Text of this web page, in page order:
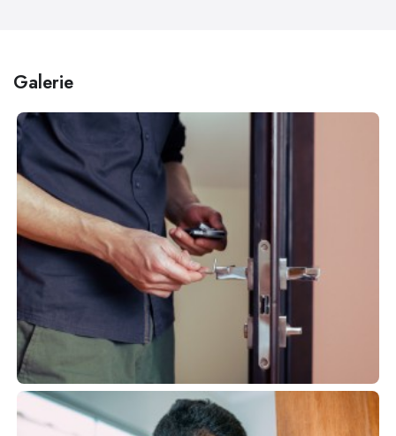
Galerie